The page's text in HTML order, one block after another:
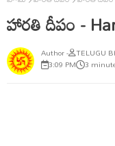
హారతి దీపం -
TELUGU
3:09 PM 3